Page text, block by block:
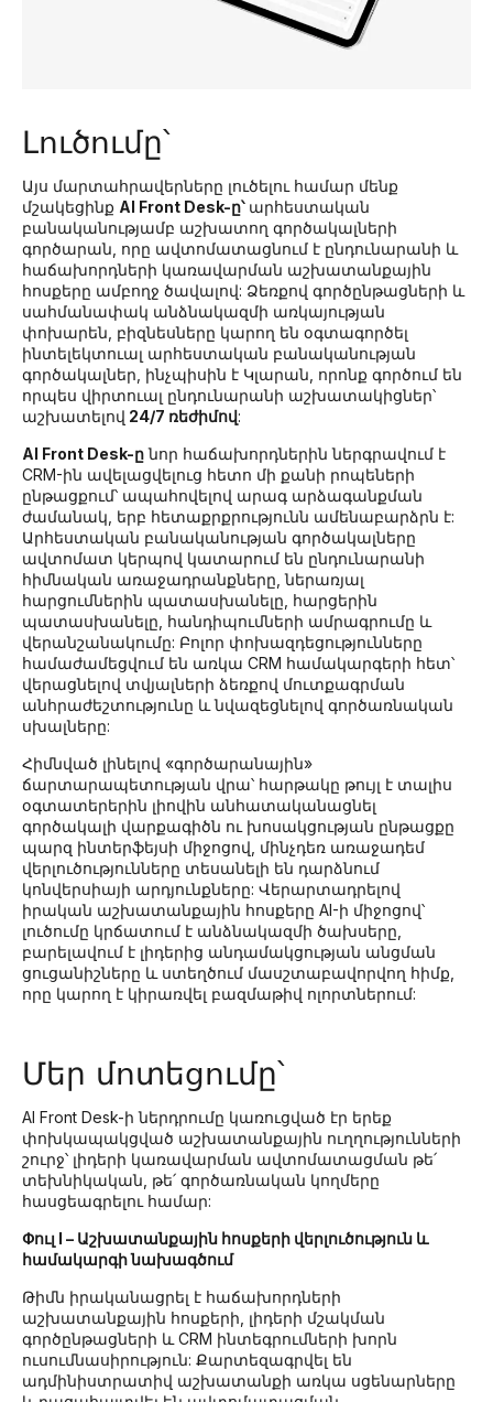
Լուծումը՝
Այս մարտահրավերները լուծելու համար մենք
մշակեցինք AI Front Desk-ը՝արհեստական ​​
բանականությամբ աշխատող գործակալների
գործարան, որը ավտոմատացնում է ընդունարանի և
հաճախորդների կառավարման աշխատանքային
հոսքերը ամբողջ ծավալով: Ձեռքով գործընթացների և
սահմանափակ անձնակազմի առկայության
փոխարեն, բիզնեսները կարող են օգտագործել
ինտելեկտուալ արհեստական ​​բանականության
գործակալներ, ինչպիսին է Կլարան, որոնք գործում են
որպես վիրտուալ ընդունարանի աշխատակիցներ՝
աշխատելով 24/7 ռեժիմով:
AI Front Desk-ընոր հաճախորդներին ներգրավում է
CRM-ին ավելացվելուց հետո մի քանի րոպեների
ընթացքում՝ ապահովելով արագ արձագանքման
ժամանակ, երբ հետաքրքրությունն ամենաբարձրն է:
Արհեստական ​​բանականության գործակալները
ավտոմատ կերպով կատարում են ընդունարանի
հիմնական առաջադրանքները, ներառյալ
հարցումներին պատասխանելը, հարցերին
պատասխանելը, հանդիպումների ամրագրումը և
վերանշանակումը: Բոլոր փոխազդեցությունները
համաժամեցվում են առկա CRM համակարգերի հետ՝
վերացնելով տվյալների ձեռքով մուտքագրման
անհրաժեշտությունը և նվազեցնելով գործառնական
սխալները:
Հիմնված լինելով «գործարանային»
ճարտարապետության վրա՝ հարթակը թույլ է տալիս
օգտատերերին լիովին անհատականացնել
գործակալի վարքագիծն ու խոսակցության ընթացքը
պարզ ինտերֆեյսի միջոցով, մինչդեռ առաջադեմ
վերլուծությունները տեսանելի են դարձնում
կոնվերսիայի արդյունքները: Վերարտադրելով
իրական աշխատանքային հոսքերը AI-ի միջոցով՝
լուծումը կրճատում է անձնակազմի ծախսերը,
բարելավում է լիդերից անդամակցության անցման
ցուցանիշները և ստեղծում մասշտաբավորվող հիմք,
որը կարող է կիրառվել բազմաթիվ ոլորտներում:
Մեր մոտեցումը՝
AI Front Desk-ի ներդրումը կառուցված էր երեք
փոխկապակցված աշխատանքային ուղղությունների
շուրջ՝ լիդերի կառավարման ավտոմատացման թե՛
տեխնիկական, թե՛ գործառնական կողմերը
հասցեագրելու համար:
Փուլ I – Աշխատանքային հոսքերի վերլուծություն և
համակարգի նախագծում
Թիմն իրականացրել է հաճախորդների
աշխատանքային հոսքերի, լիդերի մշակման
գործընթացների և CRM ինտեգրումների խորն
ուսումնասիրություն: Քարտեզագրվել են
ադմինիստրատիվ աշխատանքի առկա սցենարները